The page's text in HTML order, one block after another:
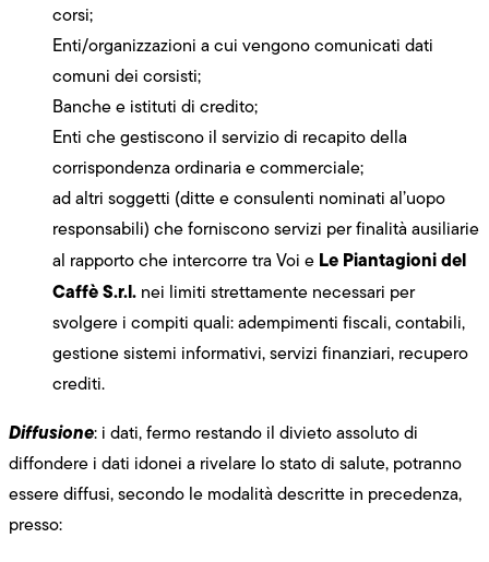
corsi;
Enti/organizzazioni a cui vengono comunicati dati
comuni dei corsisti;
Banche e istituti di credito;
Enti che gestiscono il servizio di recapito della
corrispondenza ordinaria e commerciale;
ad altri soggetti (ditte e consulenti nominati al’uopo
responsabili) che forniscono servizi per finalità ausiliarie
al rapporto che intercorre tra Voi e Le Piantagioni del
Caffè S.r.l. nei limiti strettamente necessari per
svolgere i compiti quali: adempimenti fiscali, contabili,
gestione sistemi informativi, servizi finanziari, recupero
crediti.
Diffusione: i dati, fermo restando il divieto assoluto di
diffondere i dati idonei a rivelare lo stato di salute, potranno
essere diffusi, secondo le modalità descritte in precedenza,
presso: